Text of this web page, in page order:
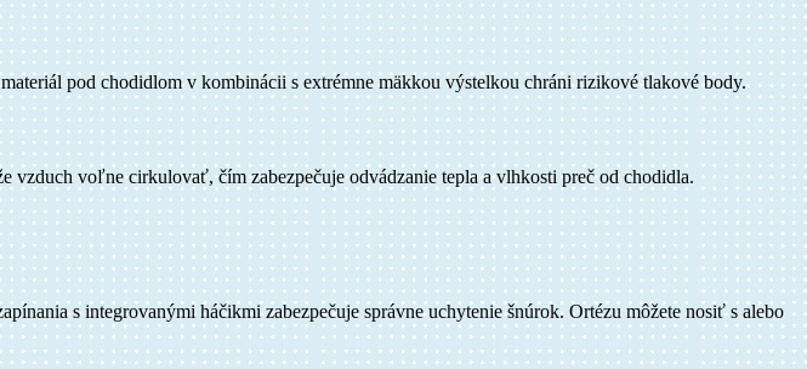
pod chodidlom v kombinácii s extrémne mäkkou výstelkou chráni rizikové tlakové body.
vzduch voľne cirkulovať, čím zabezpečuje odvádzanie tepla a vlhkosti preč od chodidla.
s integrovanými háčikmi zabezpečuje správne uchytenie šnúrok. Ortézu môžete nosiť s alebo